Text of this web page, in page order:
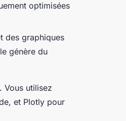
optimisées
des graphiques
génère du
Vous utilisez
et Plotly pour